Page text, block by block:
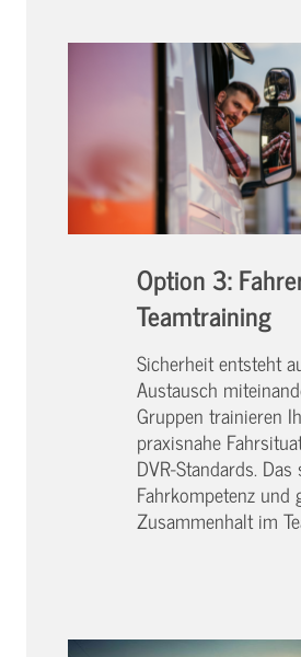
Option 3:
Teamtraining
Sicherheit entsteht
Austausch
Gruppen trainieren
praxisnahe
DVR-Standards.
Fahrkompetenz und
Zusammenhalt im